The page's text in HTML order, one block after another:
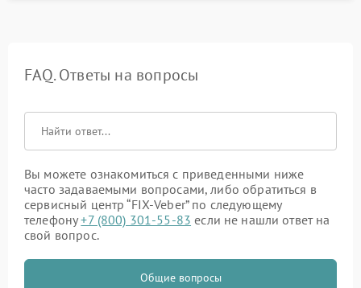
FAQ. Ответы на вопросы
Вы можете ознакомиться с приведенными ниже
часто задаваемыми вопросами, либо обратиться в
сервисный центр “FIX-Veber” по следующему
телефону+7 (800) 301-55-83 если не нашли ответ на
свой вопрос.
Общие вопросы